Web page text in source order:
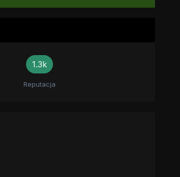
1.3k
Reputacja